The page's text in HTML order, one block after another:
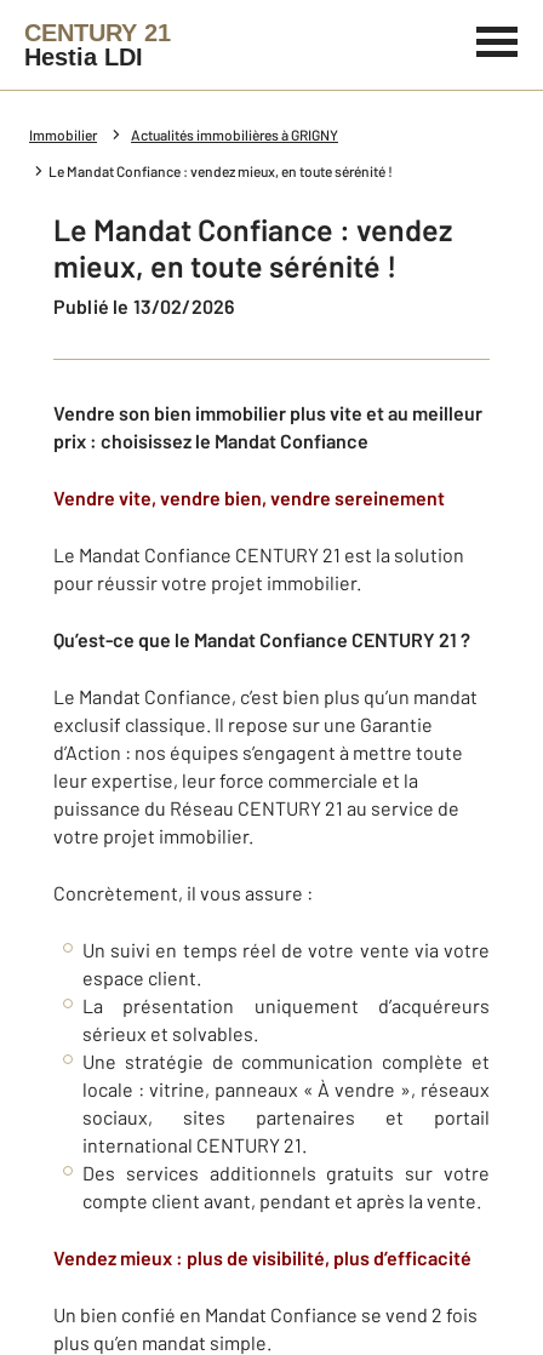
CENTURY 21
Hestia LDI
Immobilier Actualités immobilières à GRIGNY
Le Mandat Confiance : vendez mieux, en toute sérénité !
Le Mandat Confiance : vendez
mieux, en toute sérénité !
Publié le 13/02/2026
Vendre son bien immobilier plus vite et au meilleur
prix : choisissez le Mandat Confiance
Vendre vite, vendre bien, vendre sereinement
Le Mandat Confiance CENTURY 21 est la solution
pour réussir votre projet immobilier.
Qu’est-ce que le Mandat Confiance CENTURY 21 ?
Le Mandat Confiance, c’est bien plus qu’un mandat
exclusif classique. Il repose sur une Garantie
d’Action : nos équipes s’engagent à mettre toute
leur expertise, leur force commerciale et la
puissance du Réseau CENTURY 21 au service de
votre projet immobilier.
Concrètement, il vous assure :
Un suivi en temps réel de votre vente via votre
espace client.
La présentation uniquement d’acquéreurs
sérieux et solvables.
Une stratégie de communication complète et
locale : vitrine, panneaux « À vendre », réseaux
sociaux, sites partenaires et portail
international CENTURY 21.
Des services additionnels gratuits sur votre
compte client avant, pendant et après la vente.
Vendez mieux : plus de visibilité, plus d’efficacité
Un bien confié en Mandat Confiance se vend 2 fois
plus qu’en mandat simple.